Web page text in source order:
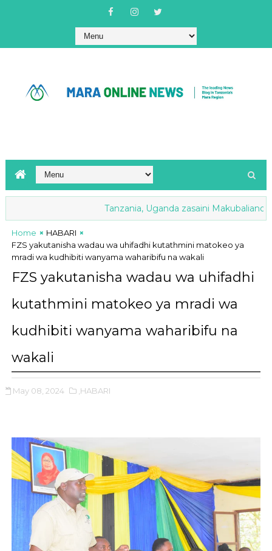
Tanzania, Uganda zasaini Makubaliano ya
Home
HABARI
FZS yakutanisha wadau wa uhifadhi kutathmini matokeo ya
mradi wa kudhibiti wanyama waharibifu na wakali
FZS yakutanisha wadau wa uhifadhi
kutathmini matokeo ya mradi wa
kudhibiti wanyama waharibifu na
wakali
May 08, 2024 ,HABARI